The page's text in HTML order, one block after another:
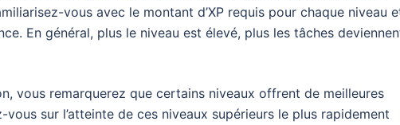
vous avec le montant d’XP requis pour chaque niveau
En général, plus le niveau est élevé, plus les tâches
vous remarquerez que certains niveaux offrent de meilleures
vous sur l’atteinte de ces niveaux supérieurs le plus rapidement